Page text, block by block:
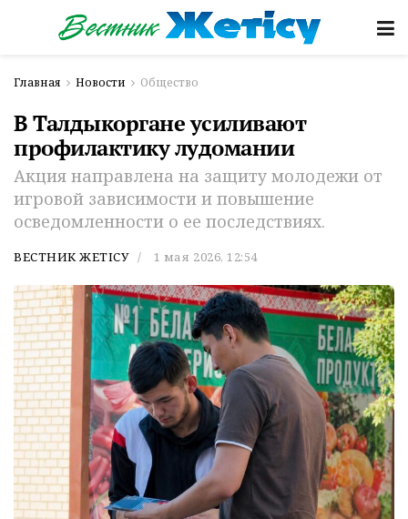
Главная Новости Общество
В Талдыкоргане усиливают
профилактику лудомании
Акция направлена на защиту молодежи от
игровой зависимости и повышение
осведомленности о ее последствиях.
ВЕСТНИК ЖЕТІСУ 1 мая 2026, 12:54